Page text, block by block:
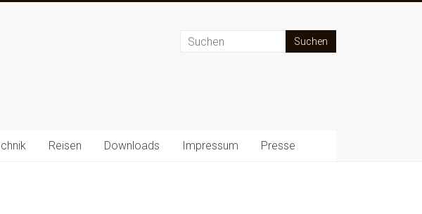
Reisen Downloads Impressum Presse